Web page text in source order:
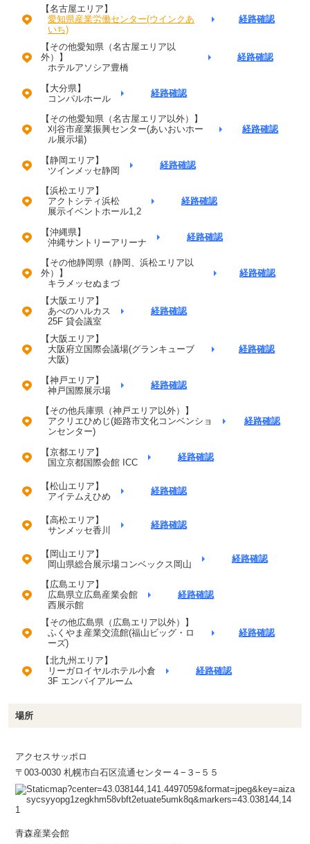
【名古屋エリア】
愛知県産業労働センター(ウインクあ
いち)
経路確認
【その他愛知県（名古屋エリア以
外）】
ホテルアソシア豊橋
経路確認
【大分県】
コンパルホール
経路確認
【その他愛知県（名古屋エリア以外）】
刈谷市産業振興センター(あいおいホー
ル展示場)
経路確認
【静岡エリア】
ツインメッセ静岡
経路確認
【浜松エリア】
アクトシティ浜松
展示イベントホール1,2
経路確認
【沖縄県】
沖縄サントリーアリーナ
経路確認
【その他静岡県（静岡、浜松エリア以
外）】
キラメッセぬまづ
経路確認
【大阪エリア】
あべのハルカス
25F 貸会議室
経路確認
【大阪エリア】
大阪府立国際会議場(グランキューブ
大阪)
経路確認
【神戸エリア】
神戸国際展示場
経路確認
【その他兵庫県（神戸エリア以外）】
アクリエひめじ(姫路市文化コンベンショ
ンセンター)
経路確認
【京都エリア】
国立京都国際会館 ICC
経路確認
【松山エリア】
アイテムえひめ
経路確認
【高松エリア】
サンメッセ香川
経路確認
【岡山エリア】
岡山県総合展示場コンベックス岡山
経路確認
【広島エリア】
広島県立広島産業会館
西展示館
経路確認
【その他広島県（広島エリア以外）】
ふくやま産業交流館(福山ビッグ・ロ
ーズ)
経路確認
【北九州エリア】
リーガロイヤルホテル小倉
3F エンパイアルーム
経路確認
場所
アクセスサッポロ
〒003-0030 札幌市白石区流通センター４−３−５５
青森産業会館